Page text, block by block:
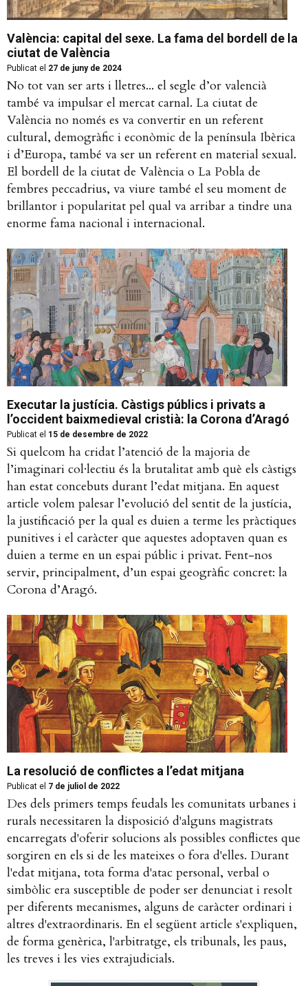
València: capital del sexe. La fama del bordell de la
ciutat de València
Publicat el 27 de juny de 2024
No tot van ser arts i lletres... el segle d’or valencià
també va impulsar el mercat carnal. La ciutat de
València no només es va convertir en un referent
cultural, demogràfic i econòmic de la península Ibèrica
i d’Europa, també va ser un referent en material sexual.
El bordell de la ciutat de València o La Pobla de
fembres peccadrius, va viure també el seu moment de
brillantor i popularitat pel qual va arribar a tindre una
enorme fama nacional i internacional.
Executar la justícia. Càstigs públics i privats a
l’occident baixmedieval cristià: la Corona d’Aragó
Publicat el 15 de desembre de 2022
Si quelcom ha cridat l’atenció de la majoria de
l’imaginari col·lectiu és la brutalitat amb què els càstigs
han estat concebuts durant l’edat mitjana. En aquest
article volem palesar l’evolució del sentit de la justícia,
la justificació per la qual es duien a terme les pràctiques
punitives i el caràcter que aquestes adoptaven quan es
duien a terme en un espai públic i privat. Fent-nos
servir, principalment, d’un espai geogràfic concret: la
Corona d’Aragó.
La resolució de conflictes a l’edat mitjana
Publicat el 7 de juliol de 2022
Des dels primers temps feudals les comunitats urbanes i
rurals necessitaren la disposició d'alguns magistrats
encarregats d'oferir solucions als possibles conflictes que
sorgiren en els si de les mateixes o fora d'elles. Durant
l'edat mitjana, tota forma d'atac personal, verbal o
simbòlic era susceptible de poder ser denunciat i resolt
per diferents mecanismes, alguns de caràcter ordinari i
altres d'extraordinaris. En el següent article s'expliquen,
de forma genèrica, l'arbitratge, els tribunals, les paus,
les treves i les vies extrajudicials.